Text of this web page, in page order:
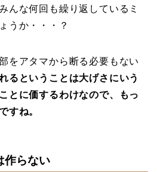
んな何回も繰り返しているミ
うか・・・？
をアタマから断る必要もない
るということは大げさにいう
とに価するわけなので、もっ
すね。
作らない